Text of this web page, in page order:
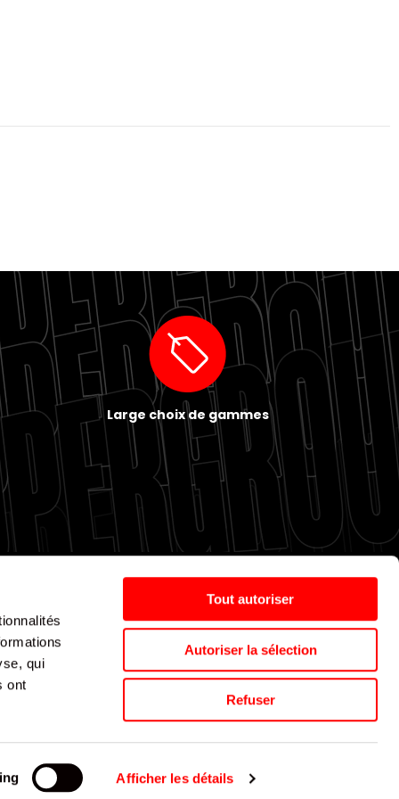
qui
ont
Afficher les détails
Tout autoriser
Autoriser la sélection
Refuser
Large choix de gammes
Politique de cookies Nos agences Espace presse
Supergroup © 2024. All Rights Reserved